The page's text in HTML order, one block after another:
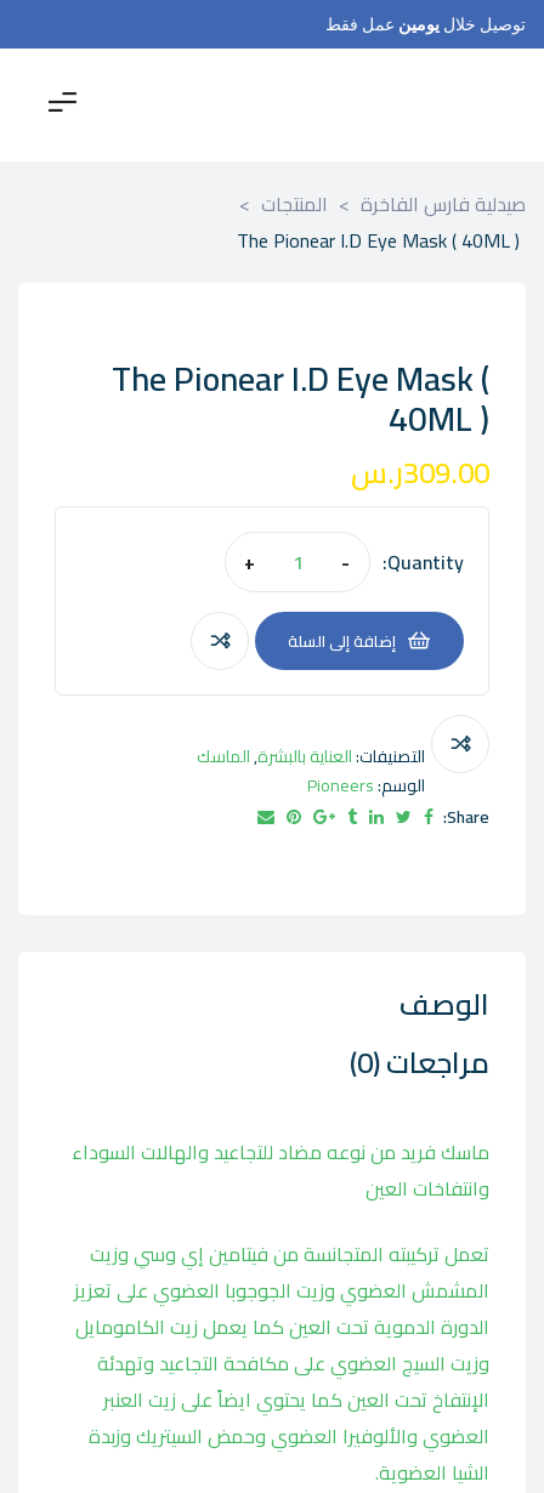
توصيل خلال يومين عمل فقط
صيدلية فارس الفاخرة > المنتجات >
The Pionear I.D Eye Mask ( 40ML )
The Pionear I.D Eye Mask (
40ML )
309.00ر.س
Quantity:
-
+
إضافة إلى السلة
التصنيفات:العناية بالبشرة,الماسك
الوسم:Pioneers
Share:
الوصف
مراجعات (0)
ماسك فريد من نوعه مضاد للتجاعيد والهالات السوداء
وانتفاخات العين
تعمل تركيبته المتجانسة من فيتامين إي وسي وزيت
المشمش العضوي وزيت الجوجوبا العضوي على تعزيز
الدورة الدموية تحت العين كما يعمل زيت الكامومايل
وزيت السيج العضوي على مكافحة التجاعيد وتهدئة
الإنتفاخ تحت العين كما يحتوي ايضاً على زيت العنبر
العضوي والألوفيرا العضوي وحمض السيتريك وزبدة
الشيا العضوية.